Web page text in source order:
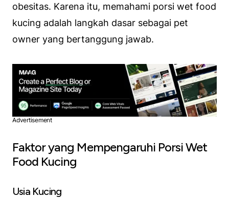
obesitas. Karena itu, memahami porsi wet food
kucing adalah langkah dasar sebagai pet
owner yang bertanggung jawab.
Advertisement
Faktor yang Mempengaruhi Porsi Wet
Food Kucing
Usia Kucing